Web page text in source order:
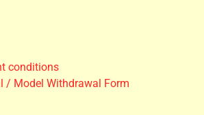
conditions
/ Model Withdrawal Form